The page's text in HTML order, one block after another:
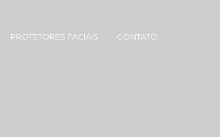
PROTETORES FACIAIS CONTATO